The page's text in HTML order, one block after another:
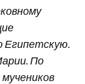
Египетскую.
По